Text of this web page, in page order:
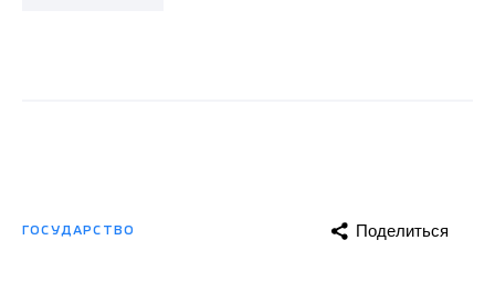
ГОСУДАРСТВО Поделиться